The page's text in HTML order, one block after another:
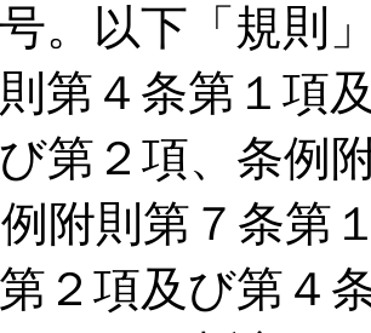
。以下「規則
第４条第１項
第２項、条例
附則第７条第
第２項及び第４